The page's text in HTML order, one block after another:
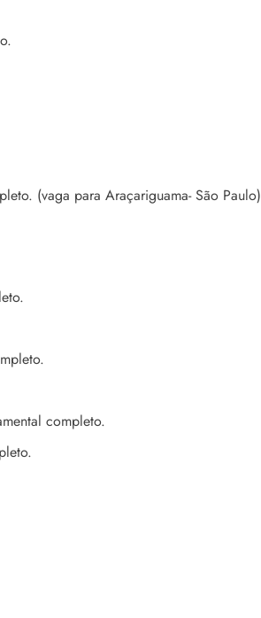
(vaga para Araçariguama- São Paulo)
completo.